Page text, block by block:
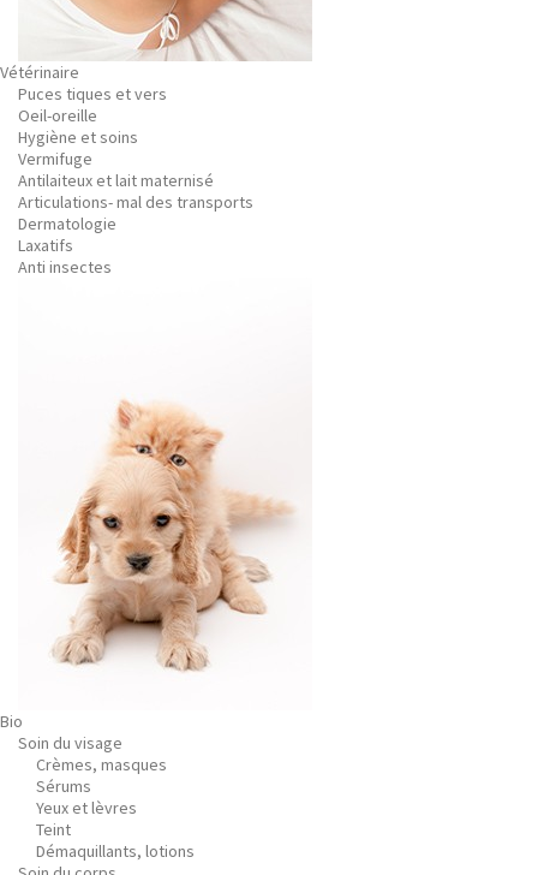
Vétérinaire
Puces tiques et vers
Oeil-oreille
Hygiène et soins
Vermifuge
Antilaiteux et lait maternisé
Articulations- mal des transports
Dermatologie
Laxatifs
Anti insectes
Bio
Soin du visage
Crèmes, masques
Sérums
Yeux et lèvres
Teint
Démaquillants, lotions